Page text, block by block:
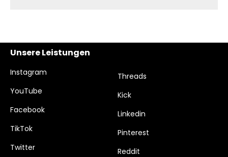
Unsere Leistungen
Instagram
YouTube
Facebook
TikTok
Twitter
Threads
Kick
Linkedin
Pinterest
Reddit